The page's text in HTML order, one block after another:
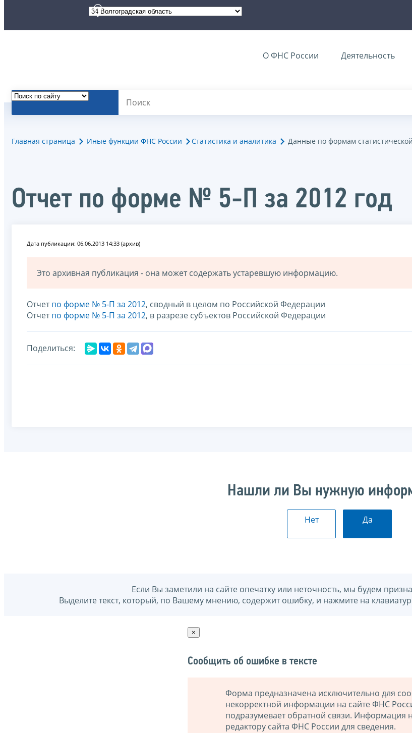
О ФНС России Деятельность
Главная страница Иные функции ФНС России Статистика и аналитика Данные по формам
Отчет по форме № 5-П за 2012 год
Дата публикации: 06.06.2013 14:33 (архив)
Это архивная публикация - она может содержать устаревшую информацию.
Отчетпо форме № 5-П за 2012, сводный в целом по Российской Федерации
Отчетпо форме № 5-П за 2012, в разрезе субъектов Российской Федерации
Поделиться:
Нашли ли Вы нужную
Нет Да
Если Вы заметили на сайте опечатку или неточность, мы будем
Выделите текст, который, по Вашему мнению, содержит ошибку, и нажмите на
×
Сообщить об ошибке в тексте
Форма предназначена исключительно для
некорректной информации на сайте ФНС
подразумевает обратной связи. Информация
редактору сайта ФНС России для сведения.